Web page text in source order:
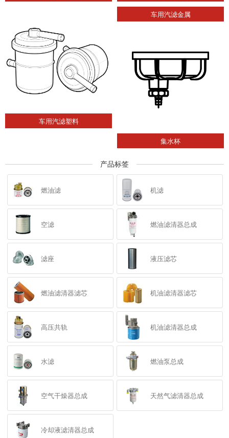
车用汽滤塑料
车用汽滤金属
集水杯
产品标签
燃油滤 机滤
空滤 燃油滤清器总成
滤座 液压滤芯
燃油滤清器滤芯 机油滤清器滤芯
高压共轨 机油滤清器总成
水滤 燃油泵总成
空气干燥器总成 天然气滤清器总成
冷却液滤清器总成